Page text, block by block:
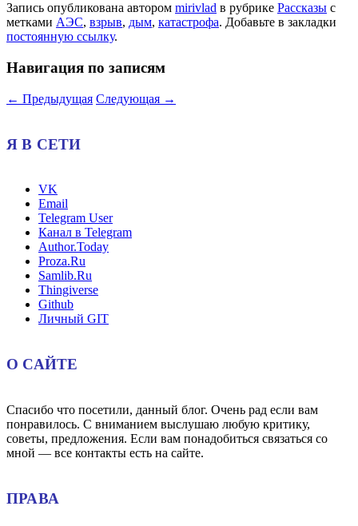
Запись опубликована автором mirivlad в рубрике Рассказы с
метками АЭС, взрыв, дым, катастрофа. Добавьте в закладки
постоянную ссылку.
Навигация по записям
← Предыдущая Следующая →
Я В СЕТИ
VK
Email
Telegram User
Канал в Telegram
Author.Today
Proza.Ru
Samlib.Ru
Thingiverse
Github
Личный GIT
О САЙТЕ
Спасибо что посетили, данный блог. Очень рад если вам
понравилось. С вниманием выслушаю любую критику,
советы, предложения. Если вам понадобиться связаться со
мной — все контакты есть на сайте.
ПРАВА